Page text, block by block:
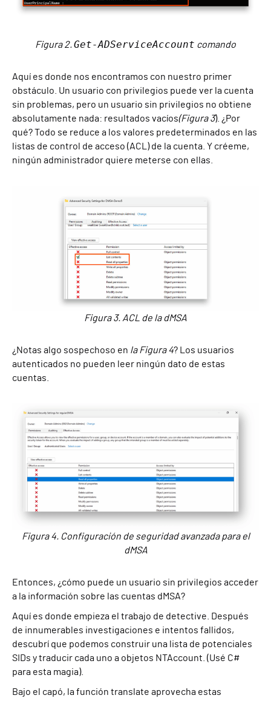
Figura 2.Get-ADServiceAccount comando
Aquí es donde nos encontramos con nuestro primer
obstáculo. Un usuario con privilegios puede ver la cuenta
sin problemas, pero un usuario sin privilegios no obtiene
absolutamente nada: resultados vacíos(Figura 3). ¿Por
qué? Todo se reduce a los valores predeterminados en las
listas de control de acceso (ACL) de la cuenta. Y créeme,
ningún administrador quiere meterse con ellas.
Figura 3. ACL de la dMSA
¿Notas algo sospechoso en la Figura 4? Los usuarios
autenticados no pueden leer ningún dato de estas
cuentas.
Figura 4. Configuración de seguridad avanzada para el
dMSA
Entonces, ¿cómo puede un usuario sin privilegios acceder
a la información sobre las cuentas dMSA?
Aquí es donde empieza el trabajo de detective. Después
de innumerables investigaciones e intentos fallidos,
descubrí que podemos construir una lista de potenciales
SIDs y traducir cada uno a objetos NTAccount. (Usé C#
para esta magia).
Bajo el capó, la función translate aprovecha estas